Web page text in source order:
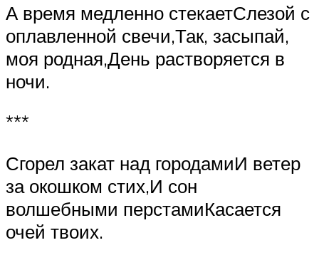
А время медленно стекаетСлезой с
оплавленной свечи,Так, засыпай,
моя родная,День растворяется в
ночи.
***
Сгорел закат над городамиИ ветер
за окошком стих,И сон
волшебными перстамиКасается
очей твоих.